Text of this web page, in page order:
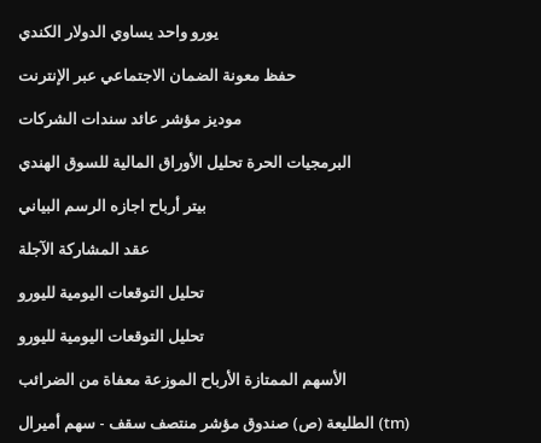
يورو واحد يساوي الدولار الكندي
حفظ معونة الضمان الاجتماعي عبر الإنترنت
موديز مؤشر عائد سندات الشركات
البرمجيات الحرة تحليل الأوراق المالية للسوق الهندي
بيتر أرباح اجازه الرسم البياني
عقد المشاركة الآجلة
تحليل التوقعات اليومية لليورو
تحليل التوقعات اليومية لليورو
الأسهم الممتازة الأرباح الموزعة معفاة من الضرائب
الطليعة (ص) صندوق مؤشر منتصف سقف - سهم أميرال (tm)